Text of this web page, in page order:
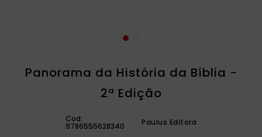
Panorama da História da Bíblia -
2ª Edição
Cod:
9786555628340 Paulus Editora